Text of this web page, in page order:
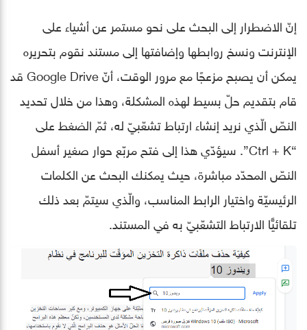
إنّ الاضطرار إلى البحث على نحو مستمر عن أشياء على
الإنترنت ونسخ روابطها وإضافتها إلى مستند نقوم بتحريره
يمكن أن يصبح مزعجًا مع مرور الوقت، أنّ Google Drive قد
قام بتقديم حلّ بسيط لهذه المشكلة، وهذا من خلال تحديد
النصّ الّذي نريد إنشاء ارتباط تشعّبيّ له، ثمّ الضغط على
“Ctrl + K”. سيؤدّي هذا إلى فتح مربّع حوار صغير أسفل
النصّ المحدّد مباشرة، حيث يمكنك البحث عن الكلمات
الرئيسيّة واختيار الرابط المناسب، والّذي سيتمّ بعد ذلك
تلقائيًّا الارتباط التشعّبيّ به في المستند.